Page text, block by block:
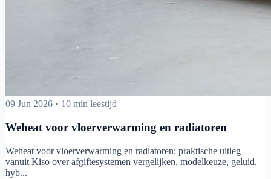
Weheat voor vloerverwarming en radiatoren
09 Jun 2026 • 10 min leestijd
Weheat voor vloerverwarming en radiatoren
Weheat voor vloerverwarming en radiatoren: praktische uitleg
vanuit Kiso over afgiftesystemen vergelijken, modelkeuze, geluid,
hyb...